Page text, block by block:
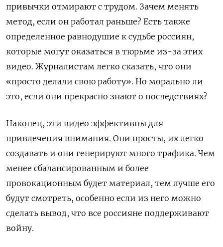
привычки отмирают с трудом. Зачем менять
метод, если он работал раньше? Есть также
определенное равнодушие к судьбе россиян,
которые могут оказаться в тюрьме из-за этих
видео. Журналистам легко сказать, что они
«просто делали свою работу». Но морально ли
это, если они прекрасно знают о последствиях?
Наконец, эти видео эффективны для
привлечения внимания. Они просты, их легко
создавать и они генерируют много трафика. Чем
менее сбалансированным и более
провокационным будет материал, тем лучше его
будут смотреть, особенно если из него можно
сделать вывод, что все россияне поддерживают
войну.